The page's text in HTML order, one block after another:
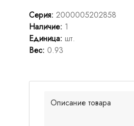
Серия: 2000005202858
Наличие: 1
Единица: шт.
Вес: 0.93
Описание товара